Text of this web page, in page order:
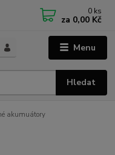
Menu
Hledat
0 ks
za 0,00 Kč
akumuátory